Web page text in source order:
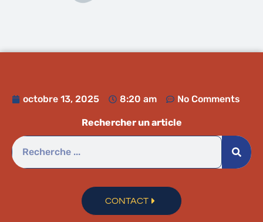
octobre 13, 2025 8:20 am No Comments
Rechercher un article
CONTACT